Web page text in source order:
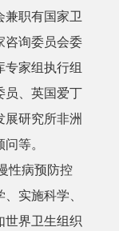
兼职有国家卫
咨询委员会委
专家组执行组
员、英国爱丁
展研究所非洲
等。
性病预防控
实施科学、
世界卫生组织